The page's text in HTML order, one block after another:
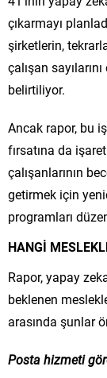
çıkarmayı
şirketlerin,
çalışan
belirtiliyor.
Ancak rapor, bu
fırsatına da
çalışanlarının
getirmek için
programları
HANGİ
Rapor, yapay
beklenen
arasında şunlar
Posta hizmeti